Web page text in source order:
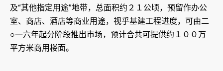
及“其他指定用途”地带，总面积约２１公顷，预留作办公
室、商店、酒店等商业用途，视乎基建工程进度，可由二
○一六年起分阶段推出市场，预计合共可提供约１００万
平方米商用楼面。